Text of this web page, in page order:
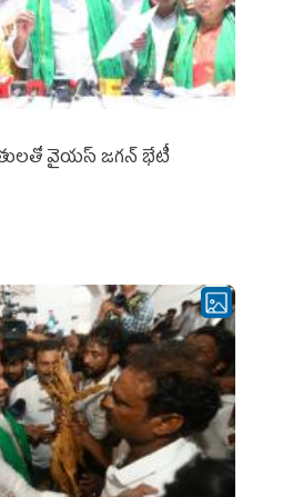
వైయస్ జగన్ భేటీ